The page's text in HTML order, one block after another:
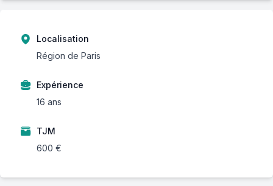
Localisation
Région de Paris
Expérience
16 ans
TJM
600 €